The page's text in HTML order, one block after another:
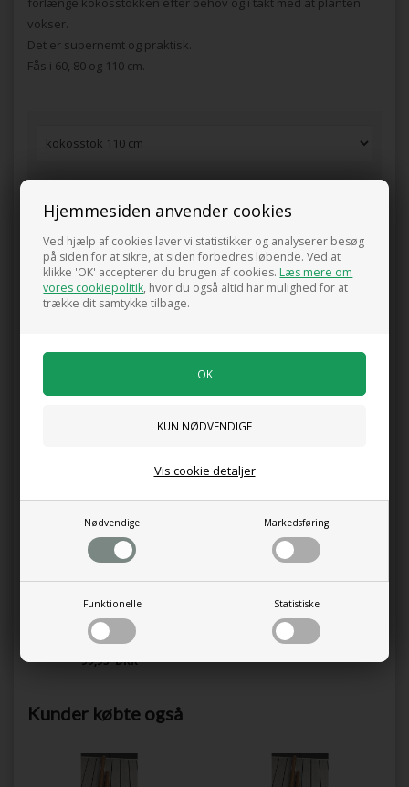
Hjemmesiden anvender cookies
Ved hjælp af cookies laver vi statistikker og analyserer besøg
på siden for at sikre, at siden forbedres løbende. Ved at
klikke 'OK' accepterer du brugen af cookies.Læs mere om
vores cookiepolitik, hvor du også altid har mulighed for at
trække dit samtykke tilbage.
Nødvendige Markedsføring
Funktionelle Statistiske
Vis cookie detaljer
vokser.
Det er supernemt og praktisk.
Fås i 60, 80 og 110 cm.
Pris ved køb af min. 1 stk.
55,00DKK
0 anmeldelser
Tilføj anmeldelse
Produktet er endnu ikke anmeldt.
99,95 DKK
Kunder købte også